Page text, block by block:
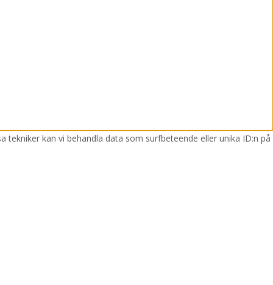
kan vi behandla data som surfbeteende eller unika ID:n på